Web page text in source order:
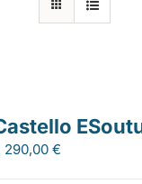
290,00€